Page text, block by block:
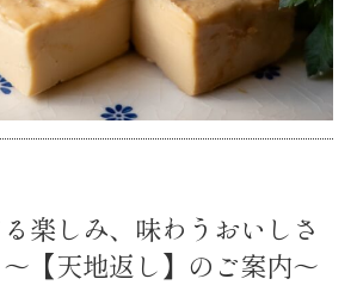
る楽しみ、味わうおいしさ
～【天地返し】のご案内～